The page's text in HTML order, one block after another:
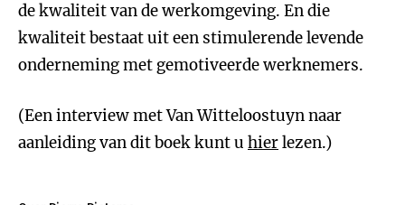
de kwaliteit van de werkomgeving. En die
kwaliteit bestaat uit een stimulerende levende
onderneming met gemotiveerde werknemers.
(Een interview met Van Witteloostuyn naar
aanleiding van dit boek kunt u hierlezen.)